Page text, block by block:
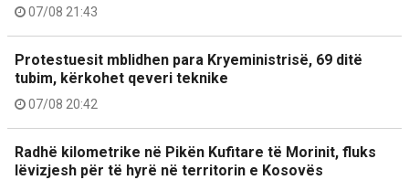
07/08 21:43
Protestuesit mblidhen para Kryeministrisë, 69 ditë
tubim, kërkohet qeveri teknike
07/08 20:42
Radhë kilometrike në Pikën Kufitare të Morinit, fluks
lëvizjesh për të hyrë në territorin e Kosovës